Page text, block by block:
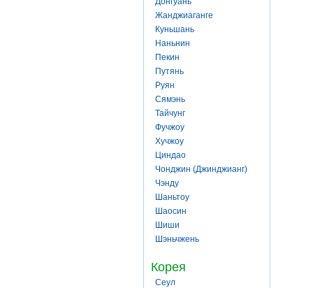
Жанджиаганге
Куньшань
Наньнин
Пекин
Путянь
Руян
Сямэнь
Тайчунг
Фучжоу
Хучжоу
Циндао
Чонджин (Джинджианг)
Чэнду
Шаньтоу
Шаосин
Шиши
Шэньчжень
Корея
Сеул